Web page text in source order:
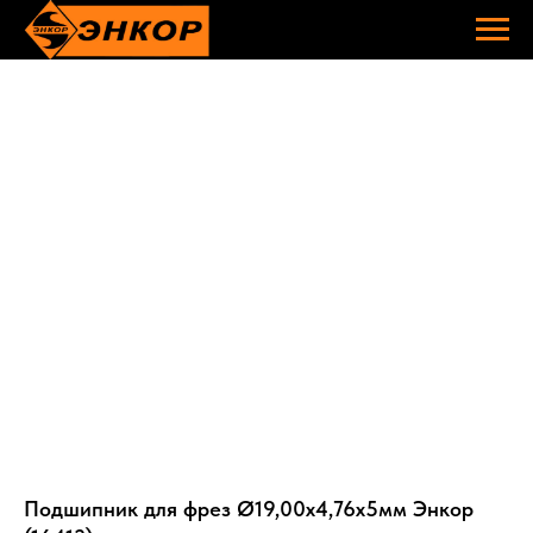
Подшипник для фрез Ø19,00х4,76х5мм Энкор